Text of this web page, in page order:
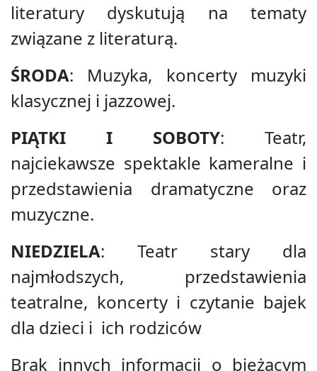
literatury dyskutują na tematy
związane z literaturą.
ŚRODA: Muzyka, koncerty muzyki
klasycznej i jazzowej.
PIĄTKI I SOBOTY: Teatr,
najciekawsze spektakle kameralne i
przedstawienia dramatyczne oraz
muzyczne.
NIEDZIELA: Teatr stary dla
najmłodszych, przedstawienia
teatralne, koncerty i czytanie bajek
dla dzieci i ich rodziców
Brak innych informacji o bieżącym